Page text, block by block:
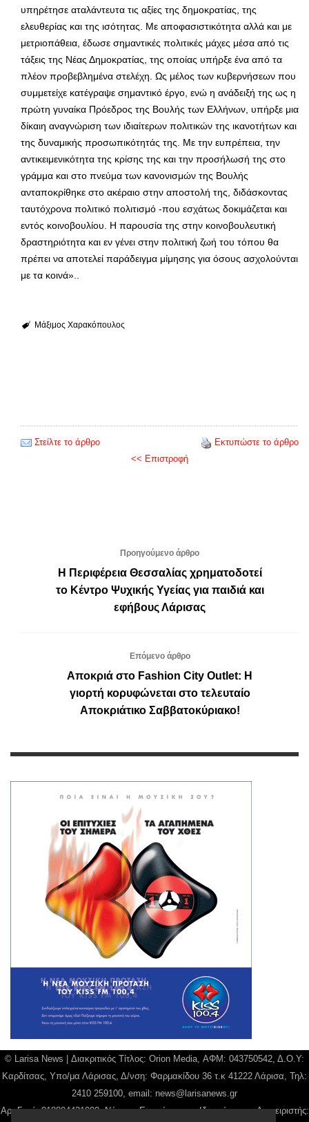
υπηρέτησε αταλάντευτα τις αξίες της δημοκρατίας, της
ελευθερίας και της ισότητας. Με αποφασιστικότητα αλλά και με
μετριοπάθεια, έδωσε σημαντικές πολιτικές μάχες μέσα από τις
τάξεις της Νέας Δημοκρατίας, της οποίας υπήρξε ένα από τα
πλέον προβεβλημένα στελέχη. Ως μέλος των κυβερνήσεων που
συμμετείχε κατέγραψε σημαντικό έργο, ενώ η ανάδειξή της ως η
πρώτη γυναίκα Πρόεδρος της Βουλής των Ελλήνων, υπήρξε μια
δίκαιη αναγνώριση των ιδιαίτερων πολιτικών της ικανοτήτων και
της δυναμικής προσωπικότητάς της. Με την ευπρέπεια, την
αντικειμενικότητα της κρίσης της και την προσήλωσή της στο
γράμμα και στο πνεύμα των κανονισμών της Βουλής
ανταποκρίθηκε στο ακέραιο στην αποστολή της, διδάσκοντας
ταυτόχρονα πολιτικό πολιτισμό -που εσχάτως δοκιμάζεται και
εντός κοινοβουλίου. Η παρουσία της στην κοινοβουλευτική
δραστηριότητα και εν γένει στην πολιτική ζωή του τόπου θα
πρέπει να αποτελεί παράδειγμα μίμησης για όσους ασχολούνται
με τα κοινά»..
Μάξιμος Χαρακόπουλος
Στείλτε το άρθρο
Εκτυπώστε το άρθρο
<< Επιστροφή
Προηγούμενο άρθρο
Η Περιφέρεια Θεσσαλίας χρηματοδοτεί
το Κέντρο Ψυχικής Υγείας για παιδιά και
εφήβους Λάρισας
Επόμενο άρθρο
Αποκριά στο Fashion City Outlet: Η
γιορτή κορυφώνεται στο τελευταίο
Αποκριάτικο Σαββατοκύριακο!
© Larisa News | Διακριτικός Τίτλος: Orion Media, ΑΦΜ: 043750542, Δ.Ο.Υ:
Καρδίτσας, Υπο/μα Λάρισας, Δ/νση: Φαρμακίδου 36 τ.κ 41222 Λάρισα, Τηλ:
2410 259100, email: news@larisanews.gr
Αρ. Γεμή: 018804431000, Νόμιμος Εκπρόσωπος, Ιδιοκτήτης και Διαχειριστής: